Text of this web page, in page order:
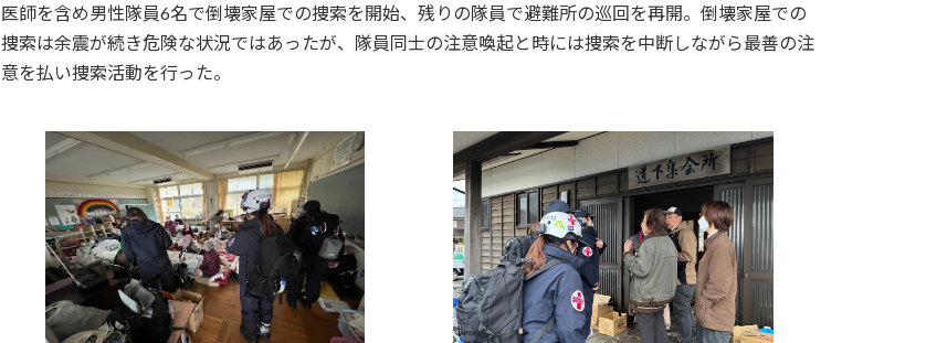
医師を含め男性隊員6名で倒壊家屋での捜索を開始、残りの隊員で避難所の巡回を再開。倒壊家屋での
捜索は余震が続き危険な状況ではあったが、隊員同士の注意喚起と時には捜索を中断しながら最善の注
意を払い捜索活動を行った。